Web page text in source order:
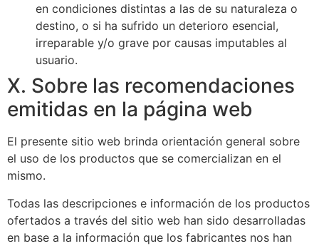
en condiciones distintas a las de su naturaleza o
destino, o si ha sufrido un deterioro esencial,
irreparable y/o grave por causas imputables al
usuario.
X. Sobre las recomendaciones
emitidas en la página web
El presente sitio web brinda orientación general sobre
el uso de los productos que se comercializan en el
mismo.
Todas las descripciones e información de los productos
ofertados a través del sitio web han sido desarrolladas
en base a la información que los fabricantes nos han